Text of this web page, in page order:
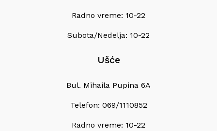
Radno vreme: 10-22
Subota/Nedelja: 10-22
Ušće
Bul. Mihaila Pupina 6A
Telefon: 069/1110852
Radno vreme: 10-22